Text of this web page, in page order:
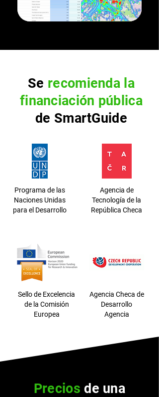
Se recomienda la
financiación pública
de SmartGuide
Programa de las
Naciones Unidas
para el Desarrollo
Sello de Excelencia
de la Comisión
Europea
Agencia de
Tecnología de la
República Checa
Agencia Checa de
Desarrollo
Agencia
Precios de una